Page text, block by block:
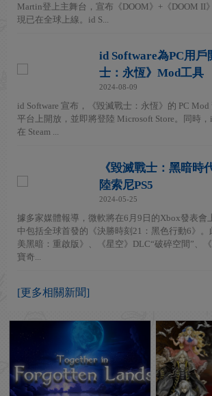
Martin登上主舞台，宣布《DOOM》+《DOOM II
現已在全球上線。id S...
id Software為PC用戶
士：永恆》Mod工具
2024-08-09
id Software 宣布，《毀滅戰士：永恆》的 PC Mod
平台上開放，並即將登陸 Microsoft Store。同時，
在 Steam ...
《毀滅戰士：黑暗時
陸索尼PS5
2024-05-25
據多家媒體報導，微軟將在6月9日的Xbox發表會
中包括全球首發的《決勝時刻21：黑色行動6》
美黑暗：重啟版》、《星空》DLC“破碎空間”、
寶奇...
[更多相關新聞]